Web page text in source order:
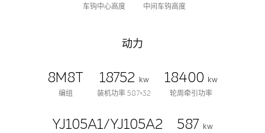
车钩中心高度
中间车钩高度
动力
8M8T
编组
18752
kw
装机功率 587×32
18400
kw
轮周牵引功率
YJ105A1/YJ105A2 587
kw